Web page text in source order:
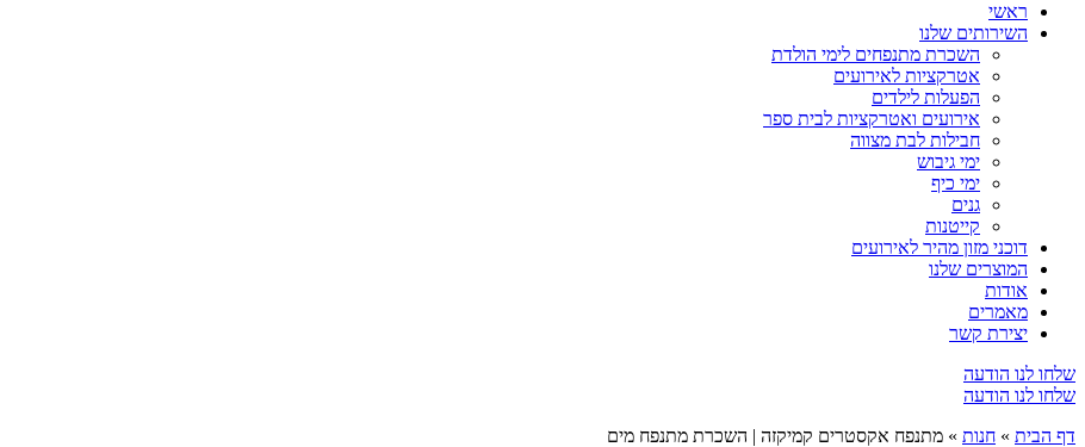
ראשי
השירותים שלנו
השכרת מתנפחים לימי הולדת
אטרקציות לאירועים
הפעלות לילדים
אירועים ואטרקציות לבית ספר
חבילות לבת מצווה
ימי גיבוש
ימי כיף
גנים
קייטנות
דוכני מזון מהיר לאירועים
המוצרים שלנו
אודות
מאמרים
יצירת קשר
שלחו לנו הודעה
שלחו לנו הודעה
דף הבית » חנות » מתנפח אקסטרים קמיקזה | השכרת מתנפח מים